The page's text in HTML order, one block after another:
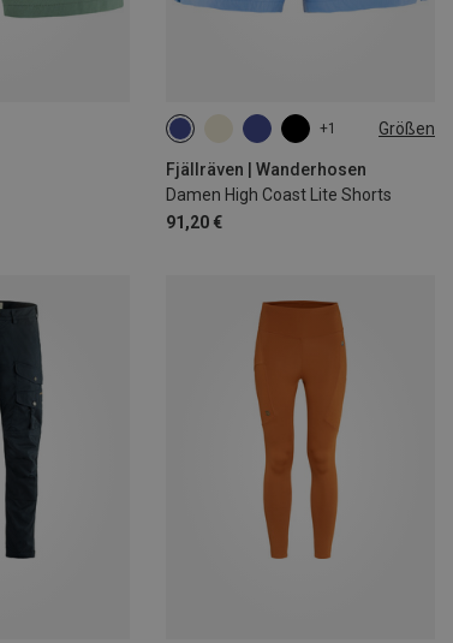
+1 Größen
Fjällräven | Wanderhosen
Damen High Coast Lite Shorts
91,20 €
S L L|M S|XS